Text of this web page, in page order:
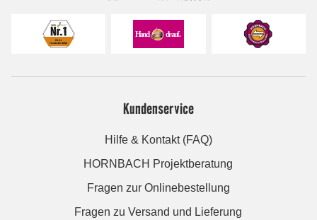
Kundenservice
Hilfe & Kontakt (FAQ)
HORNBACH Projektberatung
Fragen zur Onlinebestellung
Fragen zu Versand und Lieferung